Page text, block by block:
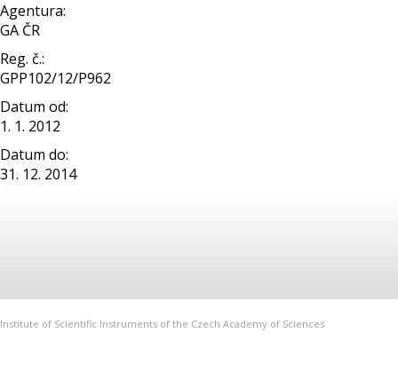
Agentura:
GA ČR
Reg. č.:
GPP102/12/P962
Datum od:
1. 1. 2012
Datum do:
31. 12. 2014
Institute of Scientific Instruments of the Czech Academy of Sciences